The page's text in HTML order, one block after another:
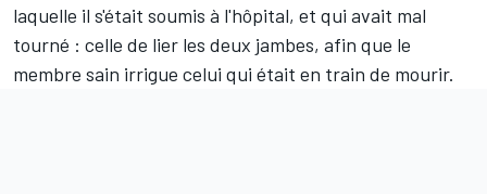
laquelle il s'était soumis à l'hôpital, et qui avait mal
tourné : celle de lier les deux jambes, afin que le
membre sain irrigue celui qui était en train de mourir.